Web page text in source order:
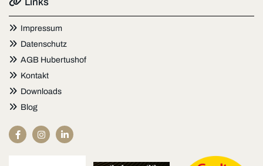
 Impressum
 Datenschutz
 AGB Hubertushof
 Kontakt
 Downloads
 Blog